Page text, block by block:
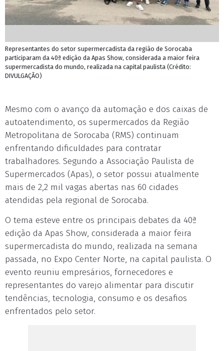
Representantes do setor supermercadista da região de Sorocaba
participaram da 40ª edição da Apas Show, considerada a maior feira
supermercadista do mundo, realizada na capital paulista (Crédito:
DIVULGAÇÃO)
Mesmo com o avanço da automação e dos caixas de
autoatendimento, os supermercados da Região
Metropolitana de Sorocaba (RMS) continuam
enfrentando dificuldades para contratar
trabalhadores. Segundo a Associação Paulista de
Supermercados (Apas), o setor possui atualmente
mais de 2,2 mil vagas abertas nas 60 cidades
atendidas pela regional de Sorocaba.
O tema esteve entre os principais debates da 40ª
edição da Apas Show, considerada a maior feira
supermercadista do mundo, realizada na semana
passada, no Expo Center Norte, na capital paulista. O
evento reuniu empresários, fornecedores e
representantes do varejo alimentar para discutir
tendências, tecnologia, consumo e os desafios
enfrentados pelo setor.